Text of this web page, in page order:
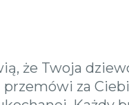
że Twoja
za